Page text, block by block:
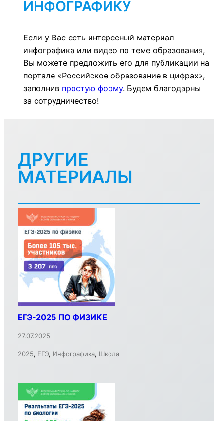
ИНФОГРАФИКУ
Если у Вас есть интересный материал —
инфографика или видео по теме образования,
Вы можете предложить его для публикации на
портале «Российское образование в цифрах»,
заполнив простую форму. Будем благодарны
за сотрудничество!
ДРУГИЕ
МАТЕРИАЛЫ
ЕГЭ-2025 ПО ФИЗИКЕ
27.07.2025
2025, ЕГЭ, Инфографика, Школа